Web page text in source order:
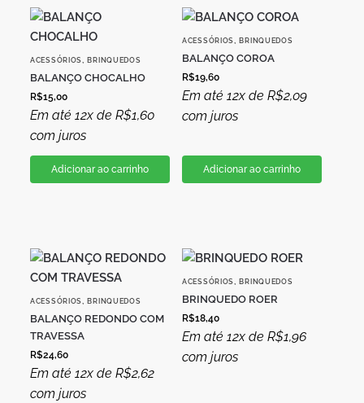
ACESSÓRIOS ,BRINQUEDOS
BALANÇO CHOCALHO
R$15,00
Em até 12x de R$1,60
com juros
Adicionar ao carrinho
ACESSÓRIOS ,BRINQUEDOS
BALANÇO COROA
R$19,60
Em até 12x de R$2,09
com juros
Adicionar ao carrinho
ACESSÓRIOS ,BRINQUEDOS
BALANÇO REDONDO COM
TRAVESSA
R$24,60
Em até 12x de R$2,62
com juros
ACESSÓRIOS ,BRINQUEDOS
BRINQUEDO ROER
R$18,40
Em até 12x de R$1,96
com juros